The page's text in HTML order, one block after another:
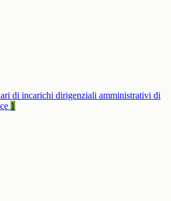
di incarichi dirigenziali amministrativi di
1